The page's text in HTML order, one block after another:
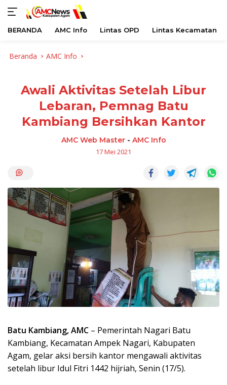
BERANDA AMC Info Lintas OPD Lintas Kecamatan
Beranda AMC Info
Awali Aktivitas Setelah Libur
Lebaran, Pemnag Batu
Kambiang Bersihkan Kantor
AMC Web Master- AMC Info
17 Mei 2021
Batu Kambiang, AMC – Pemerintah Nagari Batu
Kambiang, Kecamatan Ampek Nagari, Kabupaten
Agam, gelar aksi bersih kantor mengawali aktivitas
setelah libur Idul Fitri 1442 hijriah, Senin (17/5).